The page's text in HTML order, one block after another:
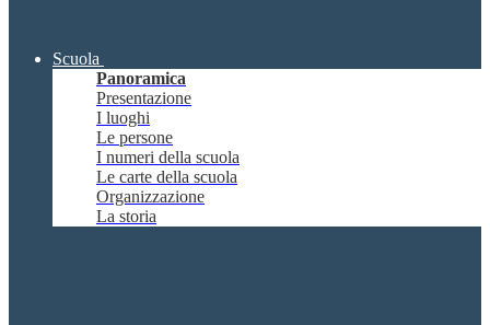
Scuola
Panoramica
Presentazione
I luoghi
Le persone
I numeri della scuola
Le carte della scuola
Organizzazione
La storia